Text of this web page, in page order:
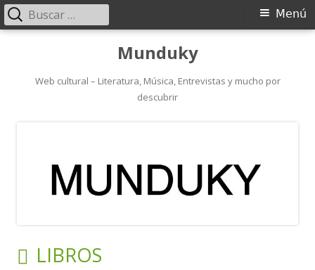
contenido
Munduky
Web cultural – Literatura, Música, Entrevistas y mucho por
descubrir
Menú
Menú
Buscar:
ETIQUETA:
LIBROS